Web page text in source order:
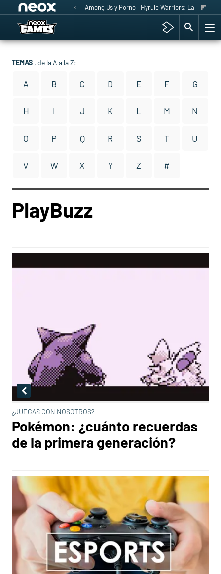
Among Us y Porno Hyrule Warriors: La Era del
TEMAS , de la A a la Z:
A B C D E F G
H I J K L M N
O P Q R S T U
V W X Y Z #
PlayBuzz
¿JUEGAS CON NOSOTROS?
Pokémon: ¿cuánto recuerdas
de la primera generación?